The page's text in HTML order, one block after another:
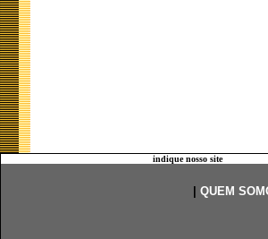
indique nosso site
QUEM